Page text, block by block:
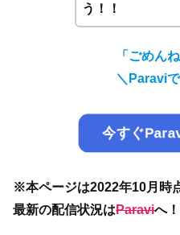
う！！
「ごめん
＼Paravi
今すぐ
※本ページは2022年10月時
最新の配信状況はParaviへ！